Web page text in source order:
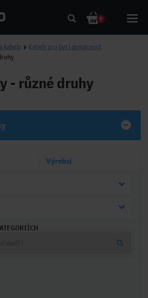
0
kabely
Kabely pro byt i domácnost
- různé druhy
Výrobci